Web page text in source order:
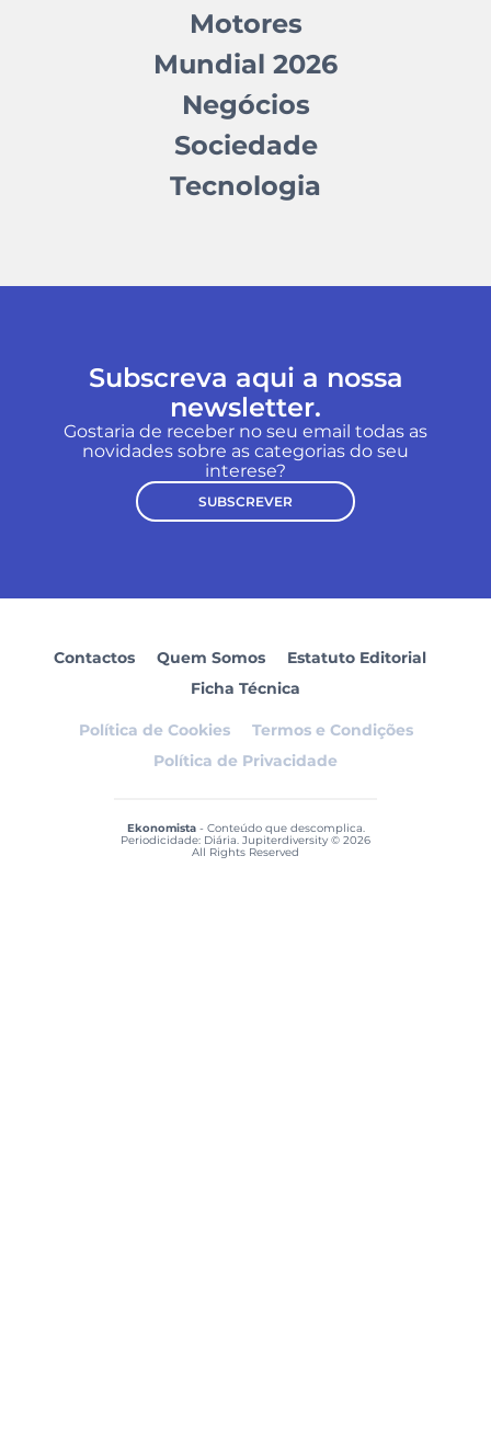
Motores
Mundial 2026
Negócios
Sociedade
Tecnologia
Subscreva aqui a nossa
newsletter.
Gostaria de receber no seu email todas as
novidades sobre as categorias do seu
interese?
SUBSCREVER
Contactos Quem Somos
Estatuto Editorial
Ficha Técnica
Política de Cookies
Termos e Condições
Política de Privacidade
Ekonomista- Conteúdo que descomplica.
Periodicidade: Diária. Jupiterdiversity © 2026
All Rights Reserved